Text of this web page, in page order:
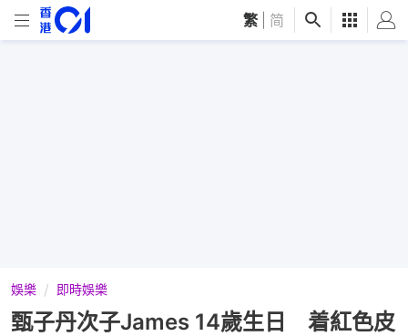
繁 简
娛樂 即時娛樂
甄子丹次子James 14歲生日 着紅色皮